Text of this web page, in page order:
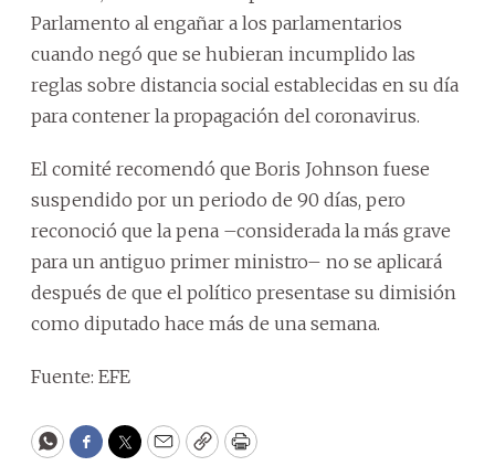
Parlamento al engañar a los parlamentarios
cuando negó que se hubieran incumplido las
reglas sobre distancia social establecidas en su día
para contener la propagación del coronavirus.
El comité recomendó que Boris Johnson fuese
suspendido por un periodo de 90 días, pero
reconoció que la pena –considerada la más grave
para un antiguo primer ministro– no se aplicará
después de que el político presentase su dimisión
como diputado hace más de una semana.
Fuente: EFE
WhatsApp
Facebook
Twitter
EmailCopyPrint